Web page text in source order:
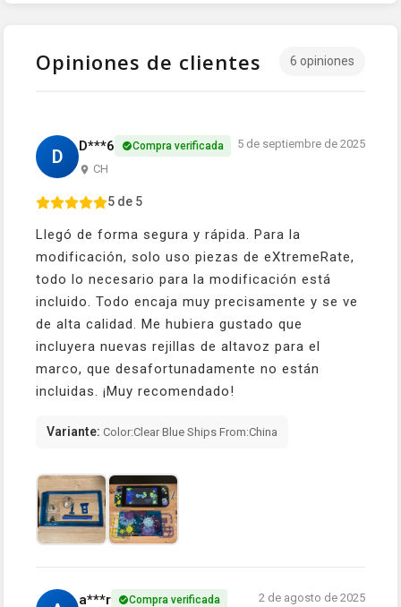
Opiniones de clientes 6 opiniones
D D***6 Compra verificada
CH
5 de septiembre de 2025
5 de 5
Llegó de forma segura y rápida. Para la
modificación, solo uso piezas de eXtremeRate,
todo lo necesario para la modificación está
incluido. Todo encaja muy precisamente y se ve
de alta calidad. Me hubiera gustado que
incluyera nuevas rejillas de altavoz para el
marco, que desafortunadamente no están
incluidas. ¡Muy recomendado!
Variante: Color:Clear Blue Ships From:China
a***r Compra verificada 2 de agosto de 2025